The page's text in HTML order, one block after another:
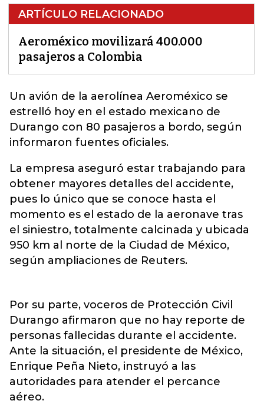
ARTÍCULO RELACIONADO
Aeroméxico movilizará 400.000
pasajeros a Colombia
Un avión de la aerolínea Aeroméxico se
estrelló hoy en el estado mexicano de
Durango con 80 pasajeros a bordo, según
informaron fuentes oficiales.
La empresa aseguró estar trabajando para
obtener mayores detalles del accidente,
pues lo único que se conoce hasta el
momento es el estado de la aeronave tras
el siniestro, totalmente calcinada y ubicada
950 km al norte de la Ciudad de México,
según ampliaciones de Reuters.
Por su parte, voceros de Protección Civil
Durango afirmaron que no hay reporte de
personas fallecidas durante el accidente.
Ante la situación, el presidente de México,
Enrique Peña Nieto, instruyó a las
autoridades para atender el percance
aéreo.